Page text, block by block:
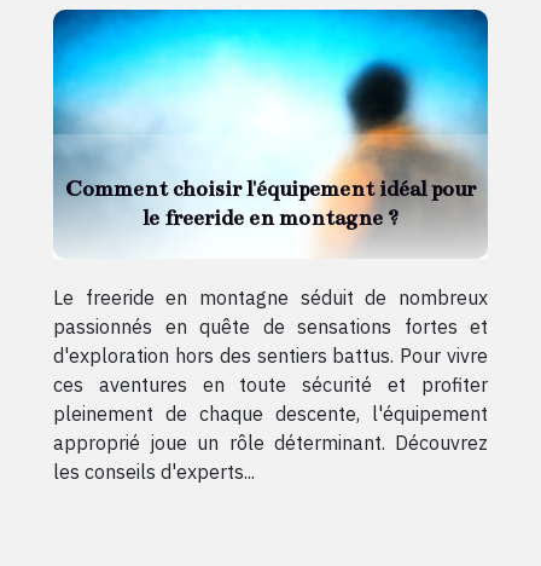
Comment choisir l'équipement idéal pour
le freeride en montagne ?
Le freeride en montagne séduit de nombreux
passionnés en quête de sensations fortes et
d'exploration hors des sentiers battus. Pour vivre
ces aventures en toute sécurité et profiter
pleinement de chaque descente, l'équipement
approprié joue un rôle déterminant. Découvrez
les conseils d'experts...